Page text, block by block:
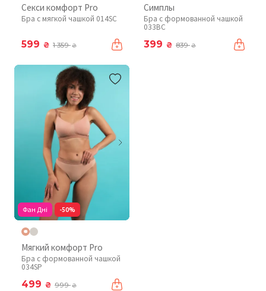
Секси комфорт Pro
Бра с мягкой чашкой 014SC
599 ₴ 1 359₴
Симплы
Бра с формованной чашкой
033BC
399 ₴ 839₴
Фан Дні -50%
Мягкий комфорт Pro
Бра с формованной чашкой
034SP
499 ₴ 999₴